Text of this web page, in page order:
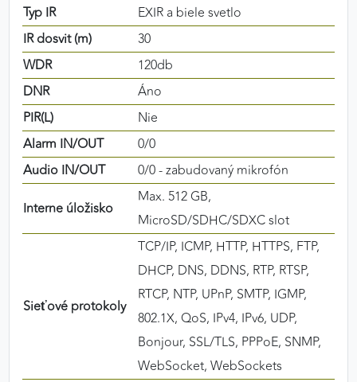
Typ IR
EXIR a biele svetlo
IR dosvit (m)
30
WDR
120db
DNR
Áno
PIR(L)
Nie
Alarm IN/OUT
0/0
Audio IN/OUT
0/0 - zabudovaný mikrofón
Interne úložisko
Max. 512 GB,
MicroSD/SDHC/SDXC slot
Sieťové protokoly
TCP/IP, ICMP, HTTP, HTTPS, FTP,
DHCP, DNS, DDNS, RTP, RTSP,
RTCP, NTP, UPnP, SMTP, IGMP,
802.1X, QoS, IPv4, IPv6, UDP,
Bonjour, SSL/TLS, PPPoE, SNMP,
WebSocket, WebSockets